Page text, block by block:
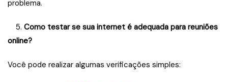
problema.
5. Como testar se sua internet é adequada para reuniões
online?
Você pode realizar algumas verificações simples: